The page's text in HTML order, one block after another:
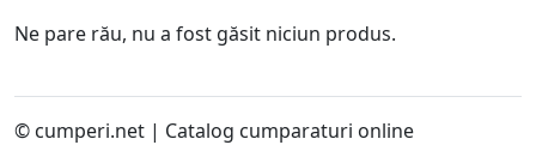
bumbacul, dantela sau microfibra ofera senzatii diferite
sunt ideali, evitand contururile vizibile. Modelele de
chiloti cu talie inalta ofera o silueta modelata, in timp ce
Ne pare rău, nu a fost găsit niciun produs.
© cumperi.net | Catalog cumparaturi online